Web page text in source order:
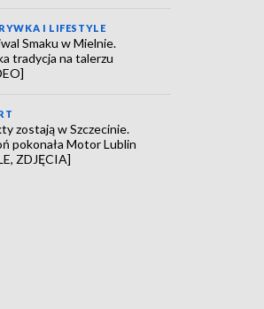
I LIFESTYLE
Smaku w Mielnie.
tradycja na talerzu
zostają w Szczecinie.
pokonała Motor Lublin
ZDJĘCIA]